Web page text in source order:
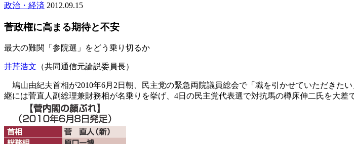
政治・経済 2012.09.15
菅政権に高まる期待と不安
最大の難関「参院選」をどう乗り切るか
井芹浩文 （共同通信元論説委員長）
鳩山由紀夫首相が2010年6月2日朝、民主党の緊急両院議員総会で「職を引かせていただきた
継には菅直人副総理兼財務相が名乗りを挙げ、4日の民主党代表選で対抗馬の樽床伸二氏を大